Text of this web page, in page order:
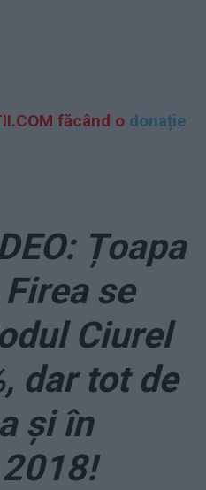
făcând o donație
Țoapa
se
Ciurel
dar tot de
și în